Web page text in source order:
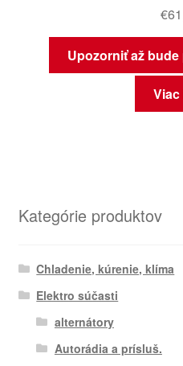
€
Upozorniť až
Kategórie produktov
Chladenie, kúrenie, klíma
Elektro súčasti
alternátory
Autorádia a prísluš.